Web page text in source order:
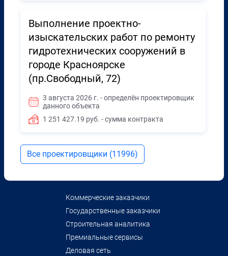
Выполнение проектно-
изыскательских работ по ремонту
гидротехнических сооружений в
городе Красноярске
(пр.Свободный, 72)
3 августа 2026 г. - определён проектировщик
данного объекта
1 251 427.19 руб. - сумма контракта
Все проектировщики (11996)
Коммерческие заказчики
Государственные заказчики
Строительная аналитика
Премиальные сервисы
Деловая сеть